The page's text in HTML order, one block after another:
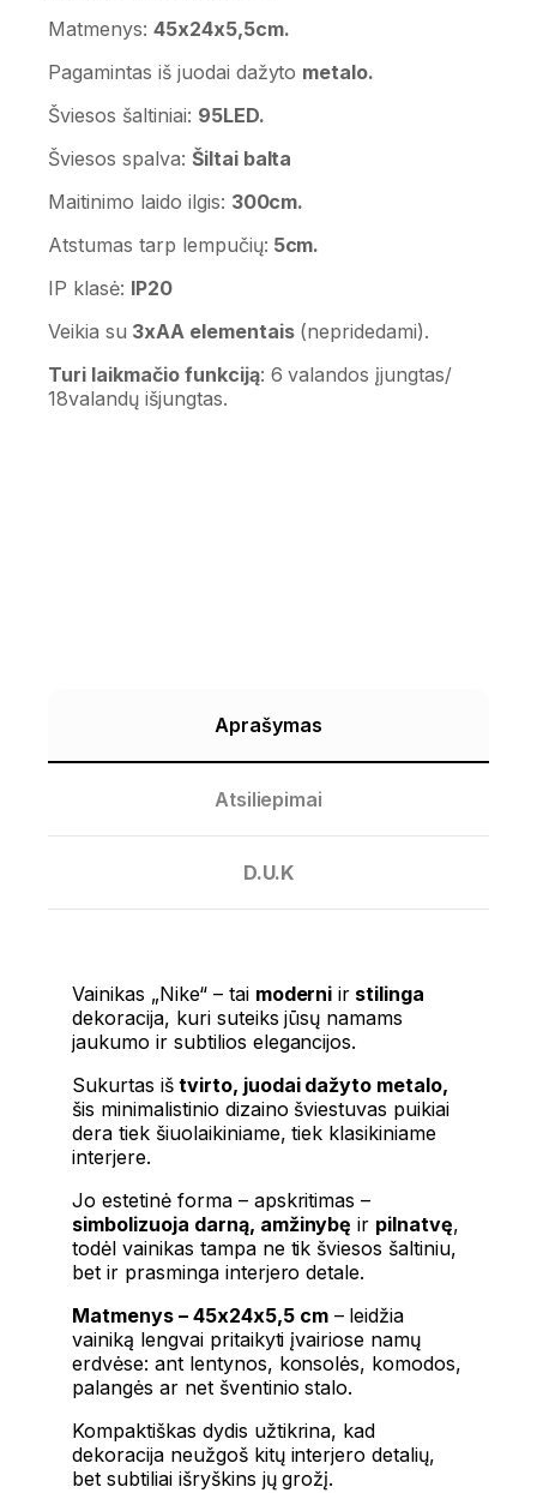
Matmenys: 45x24x5,5cm.
Pagamintas iš juodai dažyto metalo.
Šviesos šaltiniai: 95LED.
Šviesos spalva: Šiltai balta
Maitinimo laido ilgis: 300cm.
Atstumas tarp lempučių: 5cm.
IP klasė: IP20
Veikia su 3xAA elementais(nepridedami).
Turi laikmačio funkciją: 6 valandos įjungtas/
18valandų išjungtas.
Aprašymas
Atsiliepimai
D.U.K
Vainikas „Nike“ – tai moderni ir stilinga
dekoracija, kuri suteiks jūsų namams
jaukumo ir subtilios elegancijos.
Sukurtas ištvirto, juodai dažyto metalo,
šis minimalistinio dizaino šviestuvas puikiai
dera tiek šiuolaikiniame, tiek klasikiniame
interjere.
Jo estetinė forma – apskritimas –
simbolizuoja darną, amžinybę ir pilnatvę,
todėl vainikas tampa ne tik šviesos šaltiniu,
bet ir prasminga interjero detale.
Matmenys – 45x24x5,5 cm– leidžia
vainiką lengvai pritaikyti įvairiose namų
erdvėse: ant lentynos, konsolės, komodos,
palangės ar net šventinio stalo.
Kompaktiškas dydis užtikrina, kad
dekoracija neužgoš kitų interjero detalių,
bet subtiliai išryškins jų grožį.